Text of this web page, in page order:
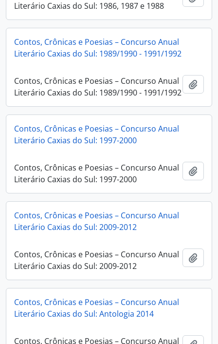
Literário Caxias do Sul: 1986, 1987 e 1988
Contos, Crônicas e Poesias – Concurso Anual
Literário Caxias do Sul: 1989/1990 - 1991/1992
Contos, Crônicas e Poesias – Concurso Anual
Literário Caxias do Sul: 1989/1990 - 1991/1992
Contos, Crônicas e Poesias – Concurso Anual
Literário Caxias do Sul: 1997-2000
Contos, Crônicas e Poesias – Concurso Anual
Literário Caxias do Sul: 1997-2000
Contos, Crônicas e Poesias – Concurso Anual
Literário Caxias do Sul: 2009-2012
Contos, Crônicas e Poesias – Concurso Anual
Literário Caxias do Sul: 2009-2012
Contos, Crônicas e Poesias – Concurso Anual
Literário Caxias do Sul: Antologia 2014
Contos, Crônicas e Poesias – Concurso Anual